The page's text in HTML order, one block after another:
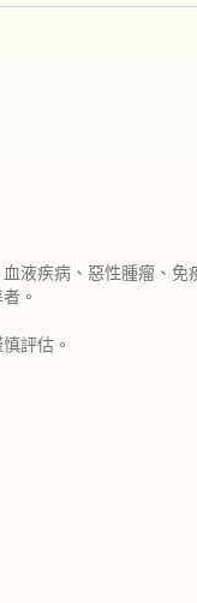
液疾病、惡性腫瘤、免
。
評估。